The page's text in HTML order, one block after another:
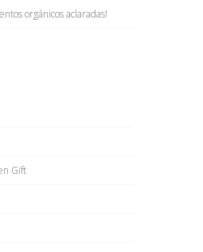
orgánicos aclaradas!
Gift